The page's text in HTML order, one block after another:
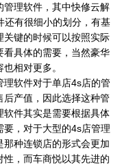
理软件，其中快修云解
还有很细小的划分，有基
键的时候可以按照实际
看具体的需要，当然豪华
相对更多。
软件对于单店4s店的管
产值，因此选择这种管
件其实是需要根据具体
，对于大型的4s店管理
种连锁店的形式会更加
，而车商悦以其先进的